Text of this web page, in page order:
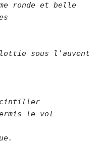
ronde et belle
sous
scintiller
le vol